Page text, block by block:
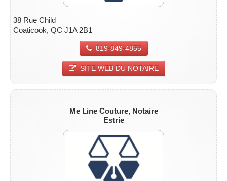
38 Rue Child
Coaticook, QC J1A 2B1
819-849-4855
SITE WEB DU NOTAIRE
Me Line Couture, Notaire
Estrie